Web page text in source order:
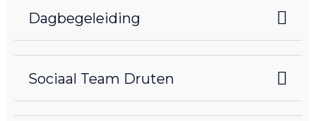
Dagbegeleiding
Sociaal Team Druten